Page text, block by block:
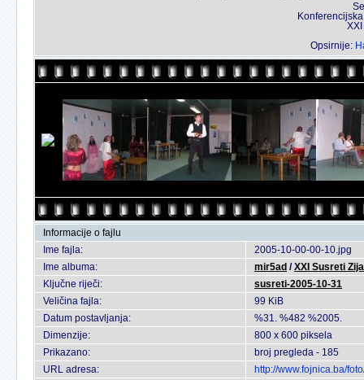
Opsirnije:
Informacije o fajlu
Ime fajla:
2005-10-00-00-10.jpg
Ime albuma:
mir5ad /XXI Susreti
Ključne riječi:
susreti-2005-10-31
Veličina fajla:
99 KiB
Datum postavljanja:
%31. %482 %2005.
Dimenzije:
800 x 600 piksela
Prikazano:
broj pregleda - 185
URL adresa:
http://www.fojnica.ba/